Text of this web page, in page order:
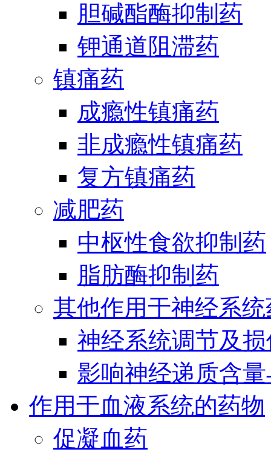
胆碱酯酶抑制药
钾通道阻滞药
镇痛药
成瘾性镇痛药
非成瘾性镇痛药
复方镇痛药
减肥药
中枢性食欲抑制药
脂肪酶抑制药
其他作用于神经系统
神经系统调节及
影响神经递质含
作用于血液系统的药物
促凝血药